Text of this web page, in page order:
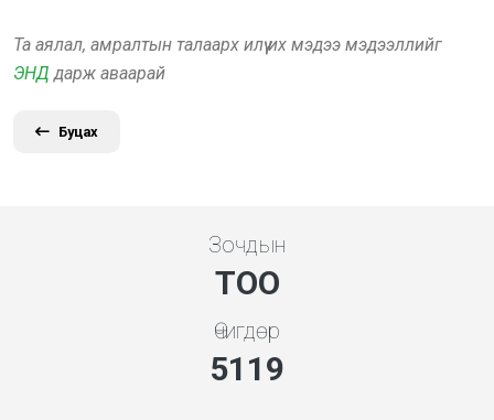
Та аялал, амралтын талаарх илүү их мэдээ мэдээллийг
ЭНД дарж аваарай
Буцах
Зочдын
ТОО
Өчигдөр
5119